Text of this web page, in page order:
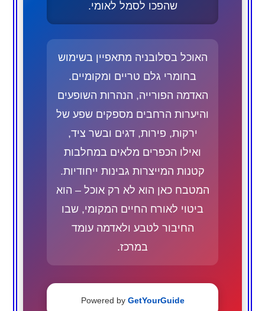
שהפכו לסמל לאומי.
האוכל בסלובניה מתאפיין בשימוש
בחומרי גלם טריים ומקומיים.
האדמה הפורייה, הנהרות השופעים
והיערות הרחבים מספקים שפע של
ירקות, פירות, דגים ובשר ציד,
ואילו הכפרים מלאים במחלבות
קטנות המייצרות גבינות ייחודיות.
המטבח כאן הוא לא רק אוכל – הוא
ביטוי לאורח החיים המקומי, שבו
החיבור לטבע ולאדמה עומד
במרכז.
Powered by GetYourGuide